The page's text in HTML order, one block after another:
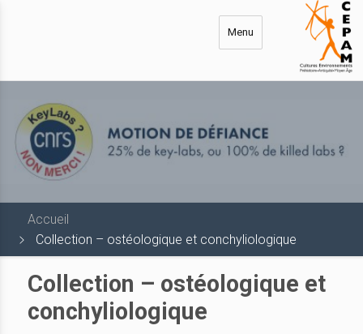
Menu
Accueil
Collection – ostéologique et conchyliologique
Collection – ostéologique et
conchyliologique